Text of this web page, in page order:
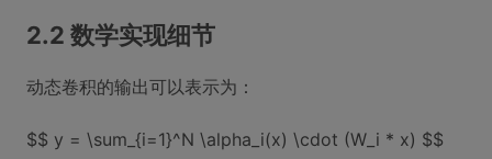
2.2 数学实现细节
动态卷积的输出可以表示为：
$$ y = \sum_{i=1}^N \alpha_i(x) \cdot (W_i * x) $$